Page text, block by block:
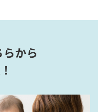
から